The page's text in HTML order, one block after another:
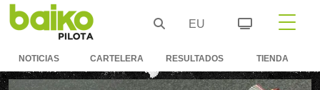
EU
NOTICIAS CARTELERA RESULTADOS TIENDA